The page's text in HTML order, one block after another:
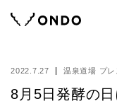
2022.7.27 温泉道場 プレ
8月5日発酵の